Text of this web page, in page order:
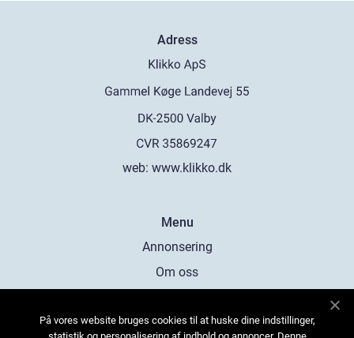
Adress
web: www.klikko.dk
Menu
Annonsering
Om oss
Kontakta oss
På vores website bruges cookies til at huske dine indstillinger,